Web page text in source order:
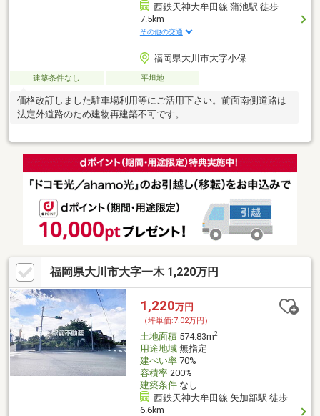
西鉄天神大牟田線 蒲池駅 徒歩
7.5km
その他の交通
福岡県大川市大字小保
建築条件なし 平坦地
価格改訂しました駐車場利用等にご活用下さい。前面南側道路は
法定外道路のため建物再建築不可です。
福岡県大川市大字一木 1,220万円
1,220万円
（坪単価:7.02万円）
土地面積574.83m2
用途地域無指定
建ぺい率70%
容積率200%
建築条件なし
西鉄天神大牟田線 矢加部駅 徒歩
6.6km